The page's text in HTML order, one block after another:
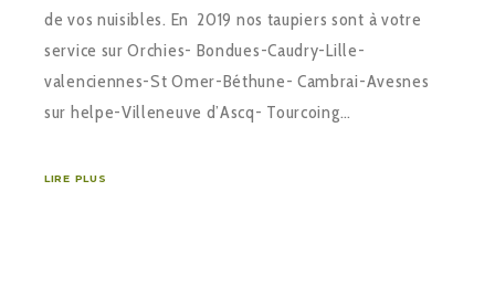
de vos nuisibles. En 2019 nos taupiers sont à votre
service sur Orchies- Bondues-Caudry-Lille-
valenciennes-St Omer-Béthune- Cambrai-Avesnes
sur helpe-Villeneuve d’Ascq- Tourcoing…
LIRE PLUS